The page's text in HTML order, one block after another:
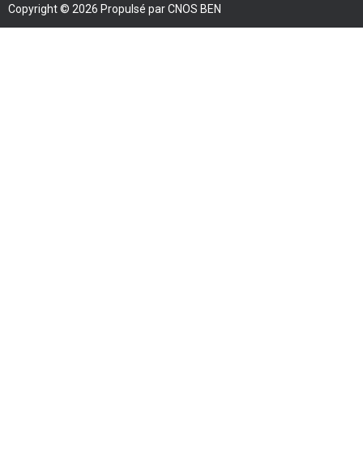
Copyright © 2026 Propulsé par CNOS BEN